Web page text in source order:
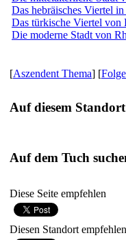
Das hebräisches Viertel
Das türkische Viertel von
Die moderne Stadt von
[Aszendent Thema] [
Auf diesem
Auf dem Tuch
Diese Seite empfehlen
Diesen Standort empfehlen